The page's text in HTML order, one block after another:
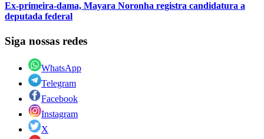
Ex-primeira-dama, Mayara Noronha registra candidatura a
deputada federal
Siga nossas redes
WhatsApp
Telegram
Facebook
Instagram
X